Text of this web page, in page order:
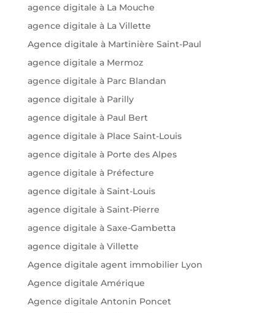
agence digitale à La Mouche
agence digitale à La Villette
Agence digitale à Martinière Saint-Paul
agence digitale a Mermoz
agence digitale à Parc Blandan
agence digitale à Parilly
agence digitale à Paul Bert
agence digitale à Place Saint-Louis
agence digitale à Porte des Alpes
agence digitale à Préfecture
agence digitale à Saint-Louis
agence digitale à Saint-Pierre
agence digitale à Saxe-Gambetta
agence digitale à Villette
Agence digitale agent immobilier Lyon
Agence digitale Amérique
Agence digitale Antonin Poncet